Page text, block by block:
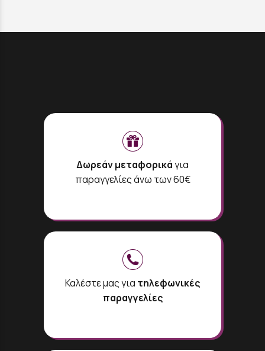
Δωρεάν μεταφορικάγια
παραγγελίες άνω των 60€
Καλέστε μας για τηλεφωνικές
παραγγελίες